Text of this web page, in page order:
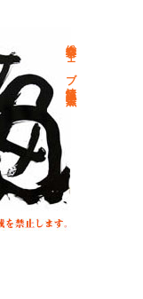
総合文学ウェブ情報誌 文学金魚